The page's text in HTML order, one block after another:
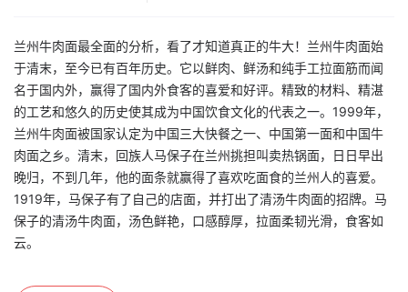
兰州牛肉面最全面的分析，看了才知道真正的牛大！兰州牛肉面始
于清末，至今已有百年历史。它以鲜肉、鲜汤和纯手工拉面筋而闻
名于国内外，赢得了国内外食客的喜爱和好评。精致的材料、精湛
的工艺和悠久的历史使其成为中国饮食文化的代表之一。1999年，
兰州牛肉面被国家认定为中国三大快餐之一、中国第一面和中国牛
肉面之乡。清末，回族人马保子在兰州挑担叫卖热锅面，日日早出
晚归，不到几年，他的面条就赢得了喜欢吃面食的兰州人的喜爱。
1919年，马保子有了自己的店面，并打出了清汤牛肉面的招牌。马
保子的清汤牛肉面，汤色鲜艳，口感醇厚，拉面柔韧光滑，食客如
云。